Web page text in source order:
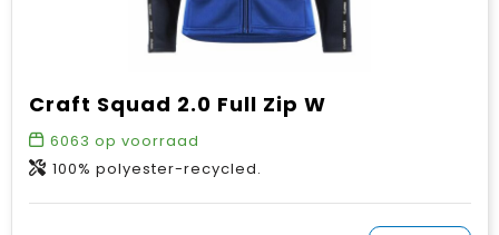
Craft Squad 2.0 Full Zip W
6063 op voorraad
100% polyester-recycled.